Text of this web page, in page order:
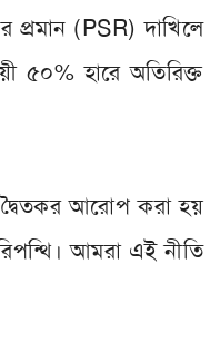
প্রমান (PSR) দাখিলে
৫০% হারে অতিরিক্ত
আরোপ করা হয়
আমরা এই নীতি